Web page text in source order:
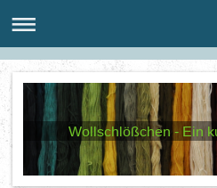
Wollschlößchen - Ein